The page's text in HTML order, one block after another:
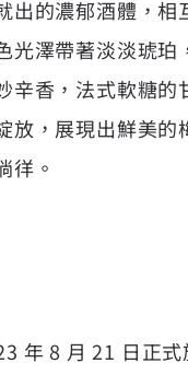
出的濃郁酒體，相
光澤帶著淡淡琥珀
辛香，法式軟糖的
放，展現出鮮美的
徉。
年 8 月 21 日正